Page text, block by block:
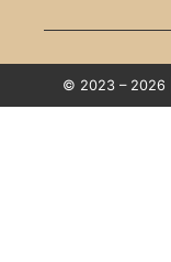
© 2023 – 2026